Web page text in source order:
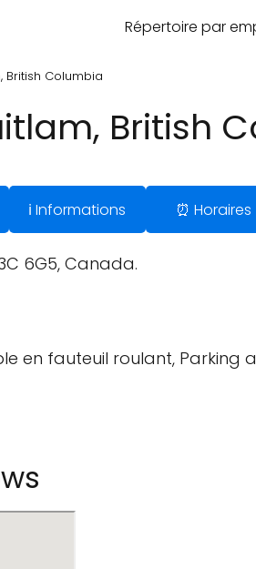
Répertoire par
British Columbia
British
ℹ️ Informations ⏰ Horaires
6G5, Canada.
en fauteuil roulant, Parking